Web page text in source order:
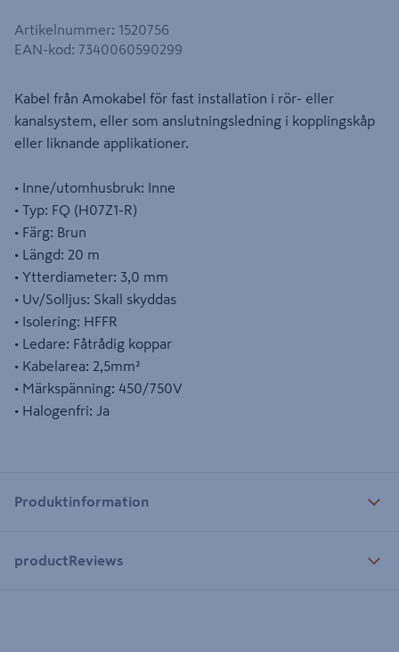
Artikelnummer: 1520756
EAN-kod: 7340060590299
Kabel från Amokabel för fast installation i rör- eller
kanalsystem, eller som anslutningsledning i kopplingskåp
eller liknande applikationer.
• Inne/utomhusbruk: Inne
• Typ: FQ (H07Z1-R)
• Färg: Brun
• Längd: 20 m
• Ytterdiameter: 3,0 mm
• Uv/Solljus: Skall skyddas
• Isolering: HFFR
• Ledare: Fåtrådig koppar
• Kabelarea: 2,5mm²
• Märkspänning: 450/750V
• Halogenfri: Ja
Produktinformation
productReviews